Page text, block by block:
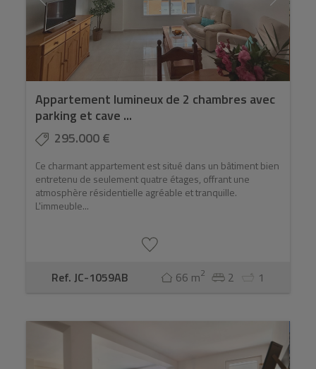
Appartement lumineux de 2 chambres avec
parking et cave ...
295.000 €
Ce charmant appartement est situé dans un bâtiment bien
entretenu de seulement quatre étages, offrant une
atmosphère résidentielle agréable et tranquille.
L'immeuble...
Ref. JC-1059AB 66 m2 2 1